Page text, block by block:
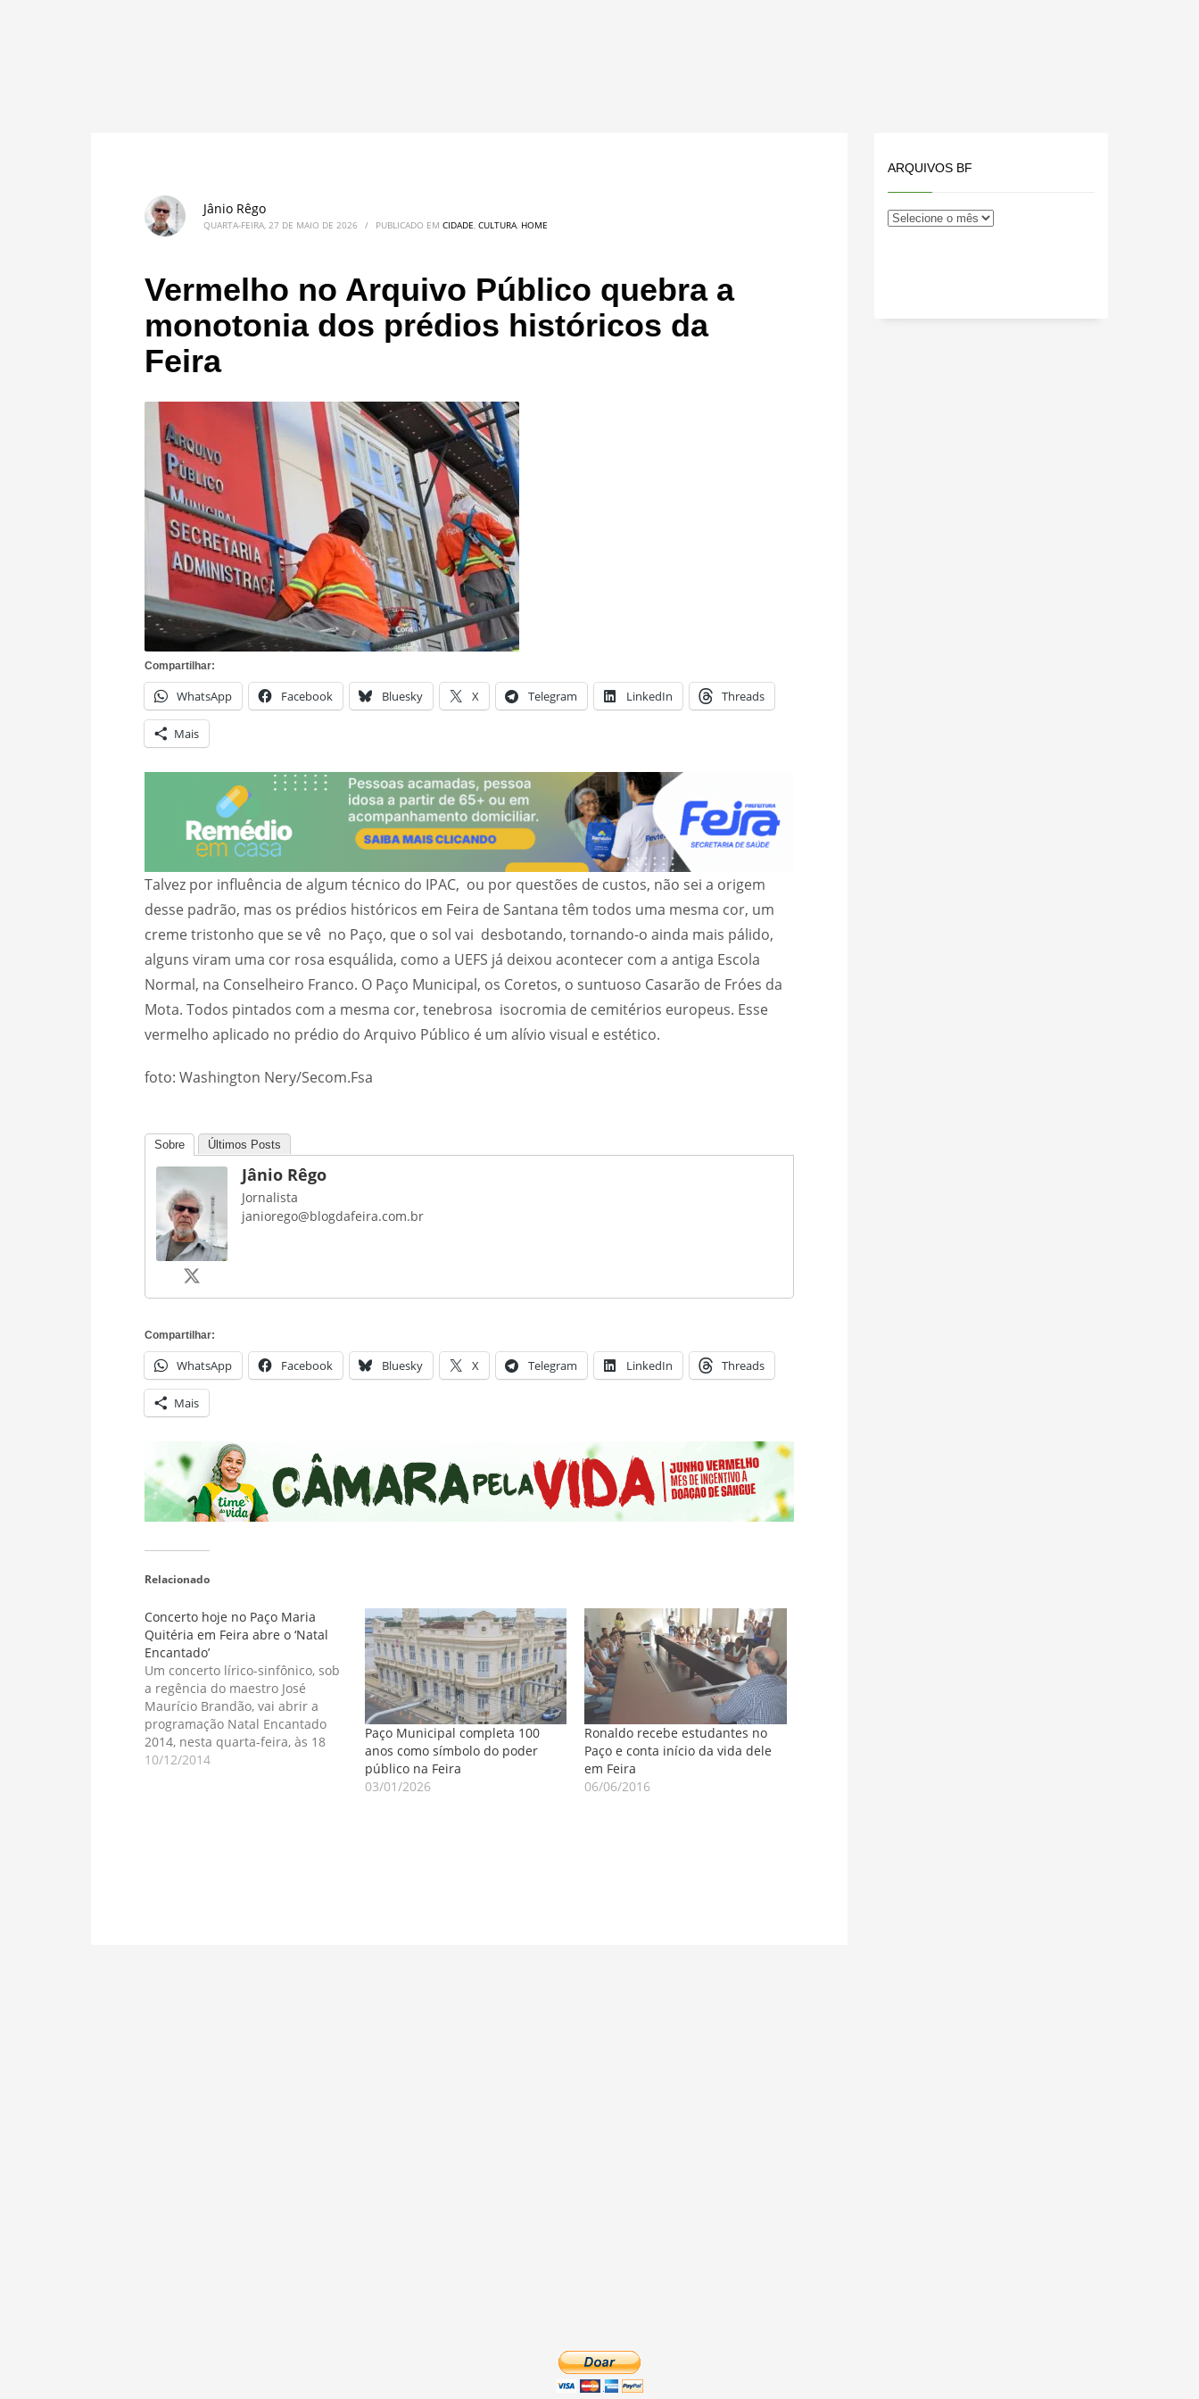
Jânio Rêgo
QUARTA-FEIRA, 27 DE MAIO DE 2026 / PUBLICADO EM CIDADE, CULTURA, HOME
Vermelho no Arquivo Público quebra a
monotonia dos prédios históricos da
Feira
Compartilhar:
WhatsApp Facebook Bluesky X Telegram LinkedIn Threads
Mais
Talvez por influência de algum técnico do IPAC, ou por questões de custos, não sei a origem
desse padrão, mas os prédios históricos em Feira de Santana têm todos uma mesma cor, um
creme tristonho que se vê no Paço, que o sol vai desbotando, tornando-o ainda mais pálido,
alguns viram uma cor rosa esquálida, como a UEFS já deixou acontecer com a antiga Escola
Normal, na Conselheiro Franco. O Paço Municipal, os Coretos, o suntuoso Casarão de Fróes da
Mota. Todos pintados com a mesma cor, tenebrosa isocromia de cemitérios europeus. Esse
vermelho aplicado no prédio do Arquivo Público é um alívio visual e estético.
foto: Washington Nery/Secom.Fsa
Sobre Últimos Posts
Jânio Rêgo
Jornalista
janiorego@blogdafeira.com.br
Compartilhar:
WhatsApp Facebook Bluesky X Telegram LinkedIn Threads
Mais
Relacionado
Concerto hoje no Paço Maria
Quitéria em Feira abre o ‘Natal
Encantado’
Um concerto lírico-sinfônico, sob
a regência do maestro José
Maurício Brandão, vai abrir a
programação Natal Encantado
2014, nesta quarta-feira, às 18
horas, em palco montado em
10/12/2014
Paço Municipal completa 100
anos como símbolo do poder
público na Feira
03/01/2026
Ronaldo recebe estudantes no
Paço e conta início da vida dele
em Feira
06/06/2016
ARQUIVOS BF